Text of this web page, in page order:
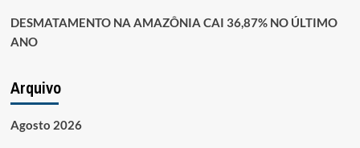
DESMATAMENTO NA AMAZÔNIA CAI 36,87% NO ÚLTIMO
ANO
Arquivo
Agosto 2026